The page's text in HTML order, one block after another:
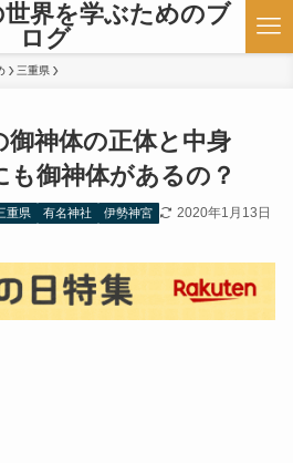
界を学ぶためのブ
ログ
三重県
御神体の正体と中身
も御神体があるの？
重県 有名神社 伊勢神宮 2020年1月13日